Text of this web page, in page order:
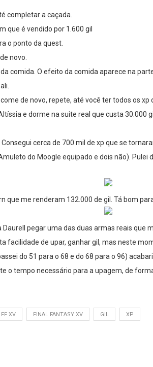
completar a caçada.
que é vendido por 1.600 gil
o ponto da quest.
novo.
comida. O efeito da comida aparece na
de novo, repete, até você ter todos os xp
e dorme na suite real que custa 30.000
Consegui cerca de 700 mil de xp que se
do Moogle equipado e dois não). Pulei
que me renderam 132.000 de gil. Tá bom
Daurell pegar uma das duas armas reais que
facilidade de upar, ganhar gil, mas neste
do 51 para o 68 e do 68 para o 96)
o tempo necessário para a upagem, de
FF XV FINAL FANTASY XV GIL XP